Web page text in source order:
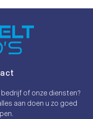
of onze diensten?
aan doen u zo goed